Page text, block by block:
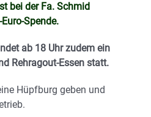
bei der Fa. Schmid
Spende.
ab 18 Uhr zudem ein
Rehragout-Essen statt.
Hüpfburg geben und